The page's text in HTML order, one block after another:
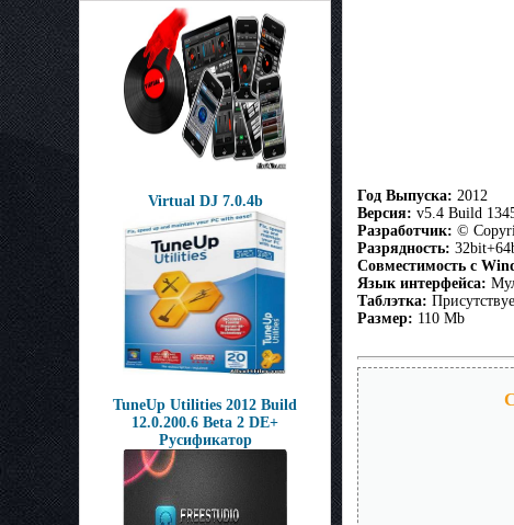
Virtual DJ 7.0.4b
TuneUp Utilities 2012 Build
12.0.200.6 Beta 2 DE+
Русификатор
Год Выпуска: 2012
Версия: v5.4 Build
Разработчик: ©
Разрядность:
Совместимость с
Язык интерфейса:
Таблэтка:
Размер: 110 Mb